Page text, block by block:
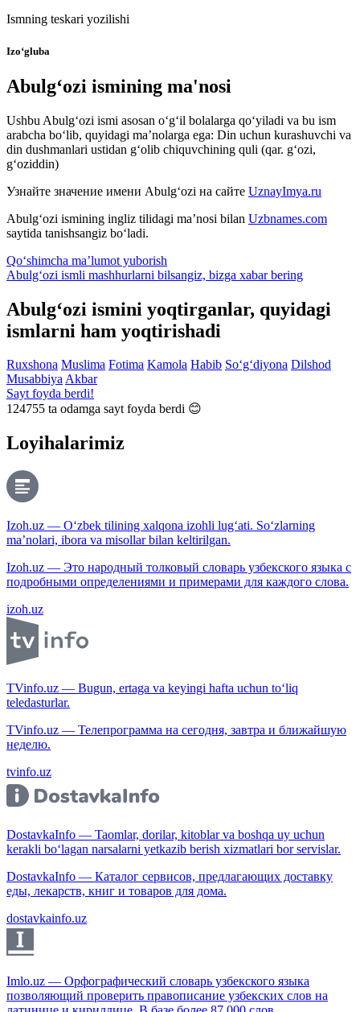
Ismning teskari yozilishi
Izo‘gluba
Abulg‘ozi ismining ma'nosi
Ushbu Abulg‘ozi ismi asosan o‘g‘il bolalarga qo‘yiladi va bu ism
arabcha bo‘lib, quyidagi ma’nolarga ega: Din uchun kurashuvchi va
din dushmanlari ustidan g‘olib chiquvchining quli (qar. g‘ozi,
g‘oziddin)
Узнайте значение имени Abulg‘ozi на сайте UznayImya.ru
Abulg‘ozi ismining ingliz tilidagi ma’nosi bilan Uzbnames.com
saytida tanishsangiz bo‘ladi.
Qo‘shimcha ma’lumot yuborish
Abulg‘ozi ismli mashhurlarni bilsangiz, bizga xabar bering
Abulg‘ozi ismini yoqtirganlar, quyidagi
ismlarni ham yoqtirishadi
Ruxshona Muslima Fotima Kamola Habib So‘g‘diyona Dilshod
MusabbiyaAkbar
Sayt foyda berdi!
124755 ta odamga sayt foyda berdi 😊
Loyihalarimiz
Izoh.uz — O‘zbek tilining xalqona izohli lug‘ati. So‘zlarning
ma’nolari, ibora va misollar bilan keltirilgan.
Izoh.uz — Это народный толковый словарь узбекского языка с
подробными определениями и примерами для каждого слова.
izoh.uz
TVinfo.uz — Bugun, ertaga va keyingi hafta uchun to‘liq
teledasturlar.
TVinfo.uz — Телепрограмма на сегодня, завтра и ближайшую
неделю.
tvinfo.uz
DostavkaInfo — Taomlar, dorilar, kitoblar va boshqa uy uchun
kerakli bo‘lagan narsalarni yetkazib berish xizmatlari bor servislar.
DostavkaInfo — Каталог сервисов, предлагающих доставку
еды, лекарств, книг и товаров для дома.
dostavkainfo.uz
Imlo.uz — Орфографический словарь узбекского языка
позволяющий проверить правописание узбекских слов на